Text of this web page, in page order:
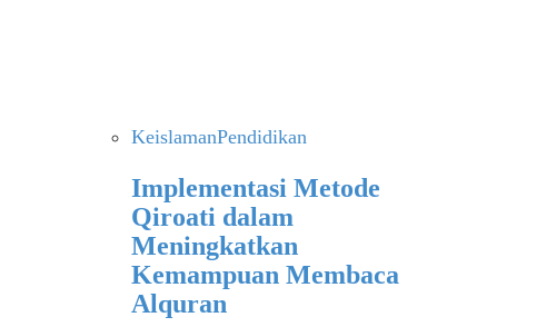
KeislamanPendidikan
Implementasi Metode
Qiroati dalam
Meningkatkan
Kemampuan Membaca
Alquran